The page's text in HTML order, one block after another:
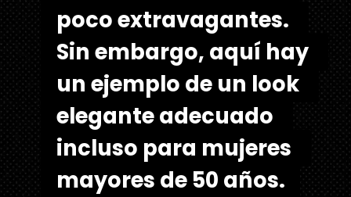
poco extravagantes.
Sin embargo, aquí hay
un ejemplo de un look
elegante adecuado
incluso para mujeres
mayores de 50 años.
poco extravagantes.
Sin embargo, aquí hay
un ejemplo de un look
elegante adecuado
incluso para mujeres